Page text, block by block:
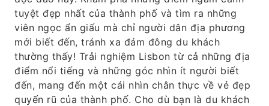
tuyệt đẹp nhất của thành phố và tìm ra những
viên ngọc ẩn giấu mà chỉ người dân địa phương
mới biết đến, tránh xa đám đông du khách
thường thấy! Trải nghiệm Lisbon từ cả những địa
điểm nổi tiếng và những góc nhìn ít người biết
đến, mang đến một cái nhìn chân thực về vẻ đẹp
quyến rũ của thành phố. Cho dù bạn là du khách